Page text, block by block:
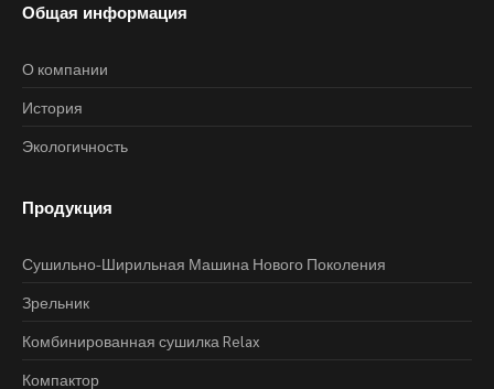
Общая информация
О компании
История
Экологичность
Продукция
Сушильно-Ширильная Машина Нового Поколения
Зрельник
Комбинированная сушилка Relax
Компактор